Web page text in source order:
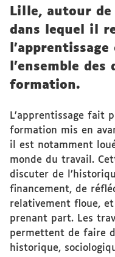
Lille, autour
dans lequel il
l’ensemble
formation.
L’apprentissage fait
formation mis en
il est notamment
monde du travail.
discuter de
financement, de
relativement floue,
prenant part. Les
permettent de faire
historique,